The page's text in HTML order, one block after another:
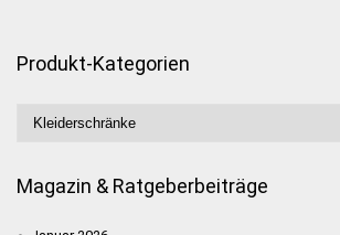
Produkt-Kategorien
Magazin & Ratgeberbeiträge